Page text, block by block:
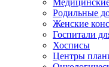
Родильные
Женские
Госпитали
Хосписы
Центры